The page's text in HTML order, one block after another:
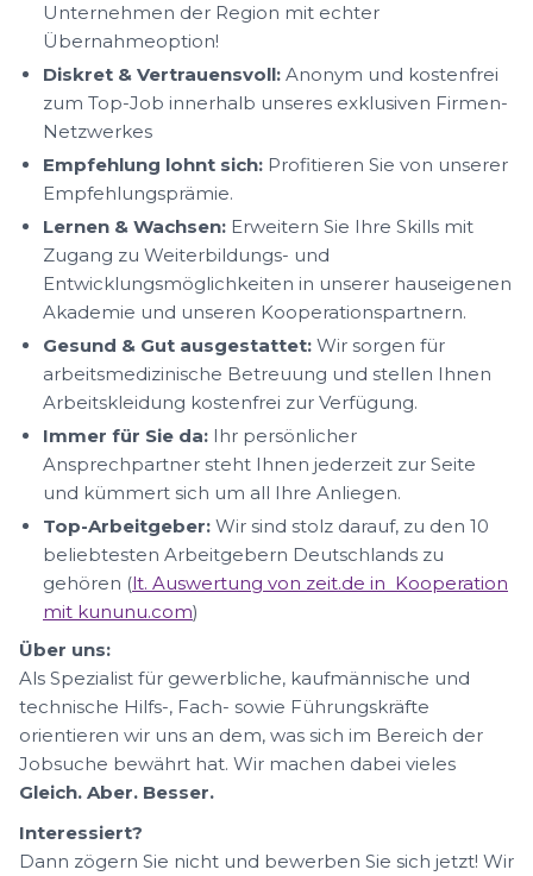
Unternehmen der Region mit echter
Übernahmeoption!
Diskret & Vertrauensvoll: Anonym und kostenfrei
zum Top-Job innerhalb unseres exklusiven Firmen-
Netzwerkes
Empfehlung lohnt sich: Profitieren Sie von unserer
Empfehlungsprämie.
Lernen & Wachsen: Erweitern Sie Ihre Skills mit
Zugang zu Weiterbildungs- und
Entwicklungsmöglichkeiten in unserer hauseigenen
Akademie und unseren Kooperationspartnern.
Gesund & Gut ausgestattet: Wir sorgen für
arbeitsmedizinische Betreuung und stellen Ihnen
Arbeitskleidung kostenfrei zur Verfügung.
Immer für Sie da: Ihr persönlicher
Ansprechpartner steht Ihnen jederzeit zur Seite
und kümmert sich um all Ihre Anliegen.
Top-Arbeitgeber: Wir sind stolz darauf, zu den 10
beliebtesten Arbeitgebern Deutschlands zu
gehören (lt. Auswertung von zeit.de in Kooperation
mit kununu.com)
Über uns:
Als Spezialist für gewerbliche, kaufmännische und
technische Hilfs-, Fach- sowie Führungskräfte
orientieren wir uns an dem, was sich im Bereich der
Jobsuche bewährt hat. Wir machen dabei vieles
Gleich. Aber. Besser.
Interessiert?
Dann zögern Sie nicht und bewerben Sie sich jetzt! Wir